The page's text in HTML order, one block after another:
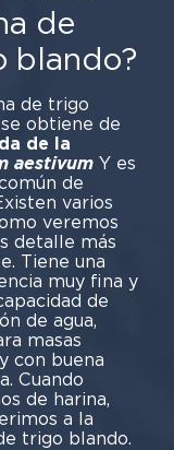
de
blando?
de trigo
obtiene de
de la
aestivum Y es
de
varios
veremos
detalle más
Tiene una
muy fina y
de
de agua,
masas
con buena
Cuando
de harina,
a la
trigo blando.